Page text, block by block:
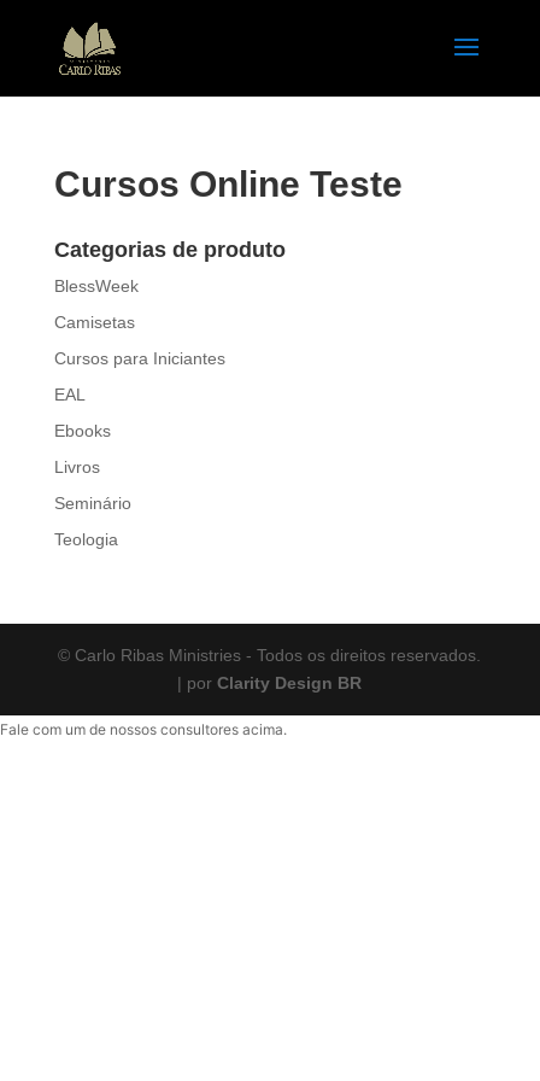
Cursos Online Teste
Categorias de produto
BlessWeek
Camisetas
Cursos para Iniciantes
EAL
Ebooks
Livros
Seminário
Teologia
© Carlo Ribas Ministries - Todos os direitos reservados.
| porClarity Design BR
Fale com um de nossos consultores acima.